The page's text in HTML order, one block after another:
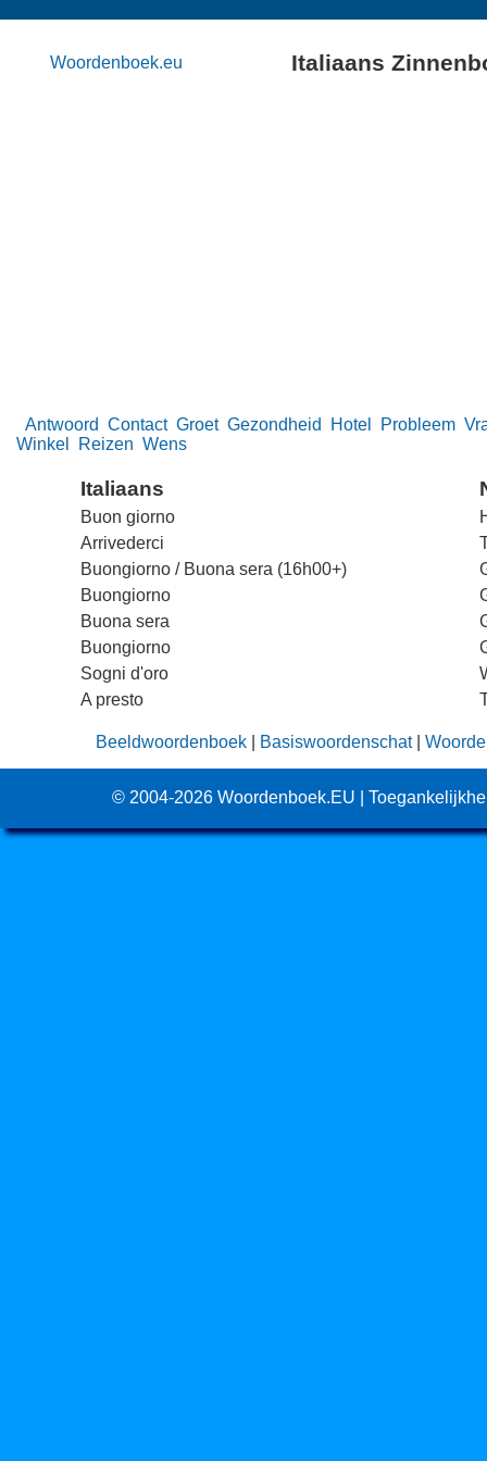
Woordenboek.eu Italiaans
Antwoord Contact Groet Gezondheid Hotel Probleem
Winkel
Reizen Wens
Italiaans
Buon giorno
Arrivederci
Buongiorno / Buona sera (16h00+)
Buongiorno
Buona sera
Buongiorno
Sogni d'oro
A presto
Beeldwoordenboek| Basiswoordenschat|
© 2004-2026 Woordenboek.EU